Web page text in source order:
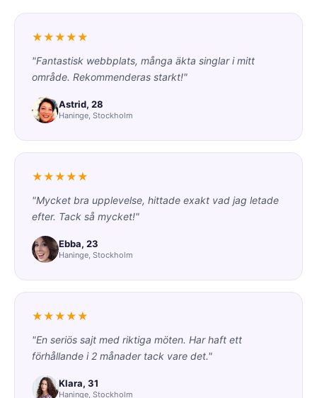
★★★★★
"Fantastisk webbplats, många äkta singlar i mitt
område. Rekommenderas starkt!"
Astrid, 28
Haninge, Stockholm
★★★★★
"Mycket bra upplevelse, hittade exakt vad jag letade
efter. Tack så mycket!"
Ebba, 23
Haninge, Stockholm
★★★★★
"En seriös sajt med riktiga möten. Har haft ett
förhållande i 2 månader tack vare det."
Klara, 31
Haninge, Stockholm